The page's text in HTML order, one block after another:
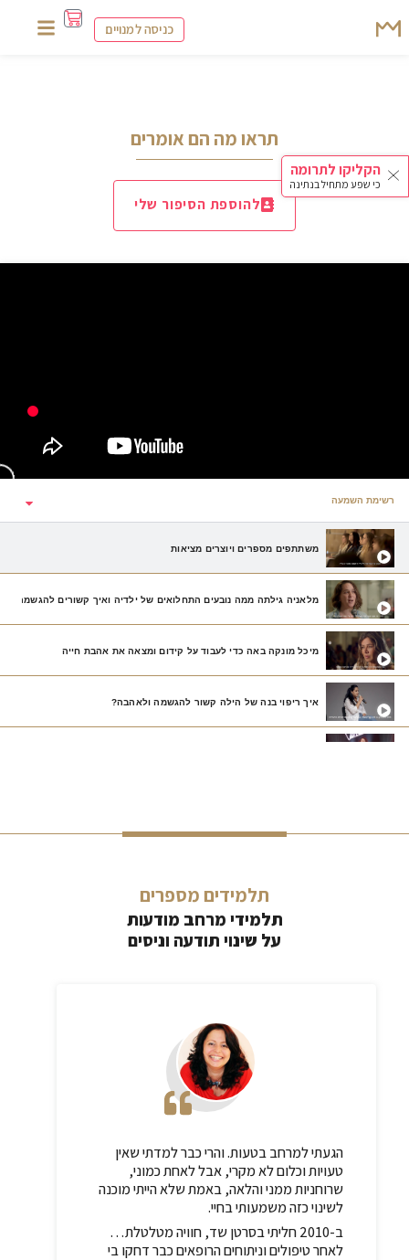
כניסה למנויים
הקליקו לתרומה
כי שפע מתחיל בנתינה
תראו מה הם אומרים
להוספת הסיפור שלי
רשימת השמעה
משתתפים מספרים ויוצרים מציאות
מלאניה גילתה ממה נובעים התחלואים של ילדיה ואיך קשורים להגשמה
מיכל מונקה באה כדי לעבוד על קידום ומצאה את אהבת חייה
איך ריפוי בנה של הילה קשור להגשמה ולאהבה?
תלמידים מספרים
תלמידי מרחב מודעות
על שינוי תודעה וניסים
הגעתי למרחב בטעות. והרי כבר למדתי שאין
טעויות וכלום לא מקרי, אבל לאחת כמוני,
שרוחניות ממני והלאה, באמת שלא הייתי מוכנה
לשינוי כזה משמעותי בחיי.
ב-2010 חליתי בסרטן שד, חוויה מטלטלת…
לאחר טיפולים וניתוחים הרופאים כבר דחקו בי